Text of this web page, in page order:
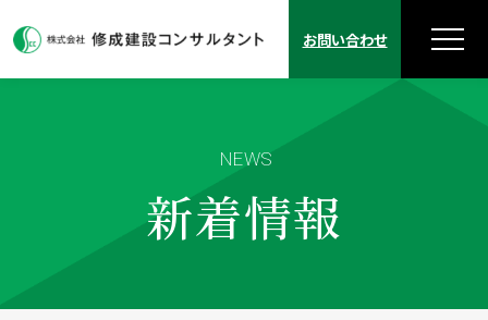
お問い合わせ
NEWS
新着情報